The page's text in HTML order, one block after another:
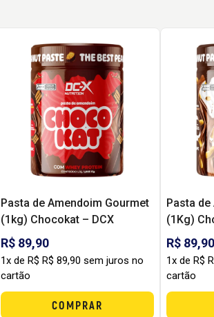
Pasta de Amendoim Gourmet
(1kg) Chocokat – DCX
R$ 89,90
1x de R$ R$ 89,90 sem juros no
cartão
COMPRAR
Pasta
(1Kg)
R$ 89,90
1x de R$
cartão